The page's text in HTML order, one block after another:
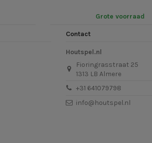
Grote voorraad
Contact
Houtspel.nl
Fioringrasstraat 25
1313 LB Almere
+31 641079798
info@houtspel.nl